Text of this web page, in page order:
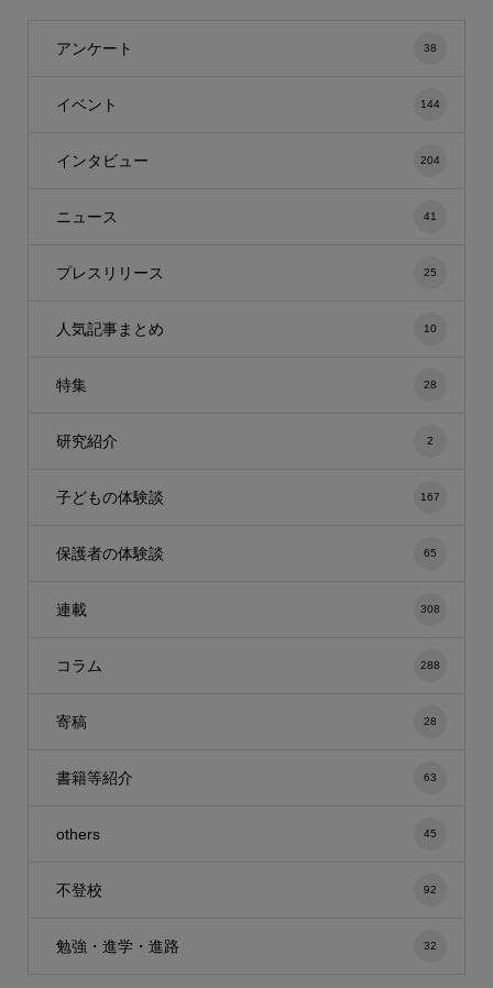
アンケート 38
イベント 144
インタビュー 204
ニュース 41
プレスリリース 25
人気記事まとめ 10
特集 28
研究紹介 2
子どもの体験談 167
保護者の体験談 65
連載 308
コラム 288
寄稿 28
書籍等紹介 63
others 45
不登校 92
勉強・進学・進路 32